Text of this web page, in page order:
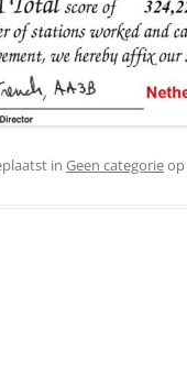
in Geen categorieop